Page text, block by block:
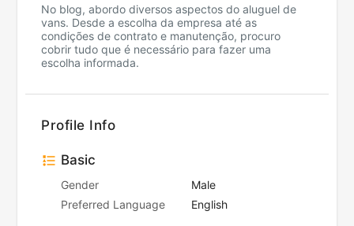
No blog, abordo diversos aspectos do aluguel de
vans. Desde a escolha da empresa até as
condições de contrato e manutenção, procuro
cobrir tudo que é necessário para fazer uma
escolha informada.
Profile Info
Basic
Gender
Male
Preferred Language
English